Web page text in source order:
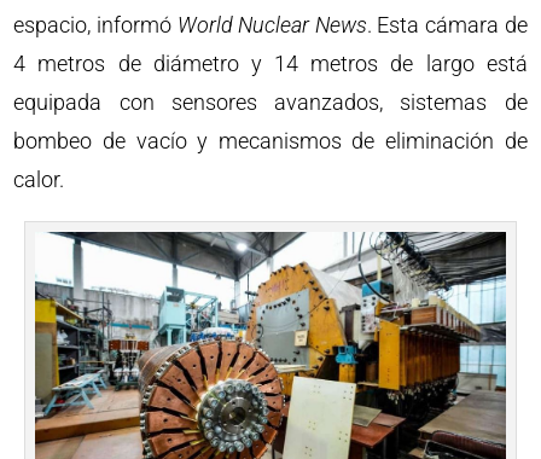
espacio, informó World Nuclear News. Esta cámara de
4 metros de diámetro y 14 metros de largo está
equipada con sensores avanzados, sistemas de
bombeo de vacío y mecanismos de eliminación de
calor.